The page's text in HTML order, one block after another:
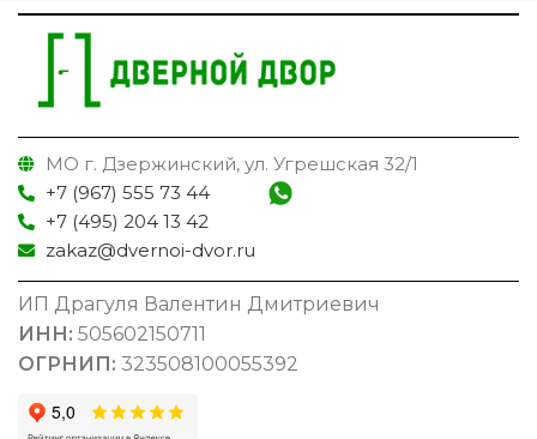
МО г. Дзержинский, ул. Угрешская 32/1
+7 (967) 555 73 44
+7 (495) 204 13 42
zakaz@dvernoi-dvor.ru
ИП Драгуля Валентин Дмитриевич
ИНН: 505602150711
ОГРНИП: 323508100055392